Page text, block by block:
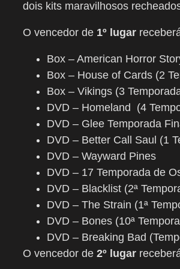
dois kits maravilhosos
O vencedor de 1º lugar
Box – American Horror
Box – House of Cards (2
Box – Vikings (3
DVD – Homeland (4
DVD – Glee Temporada
DVD – Better Call Saul (1
DVD – Wayward Pines
DVD – 17 Temporada de
DVD – Blacklist (2ª
DVD – The Strain (1ª
DVD – Bones (10ª
DVD – Breaking Bad
O vencedor de 2º lugar